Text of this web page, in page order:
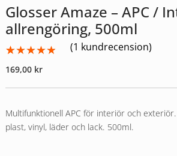
Glosser Amaze – APC /
allrengöring, 500ml
Betygsatt
5
på
1
kundrecension
(1 kundrecension)
169,00 kr
Multifunktionell APC för interiör och
plast, vinyl, läder och lack. 500ml.